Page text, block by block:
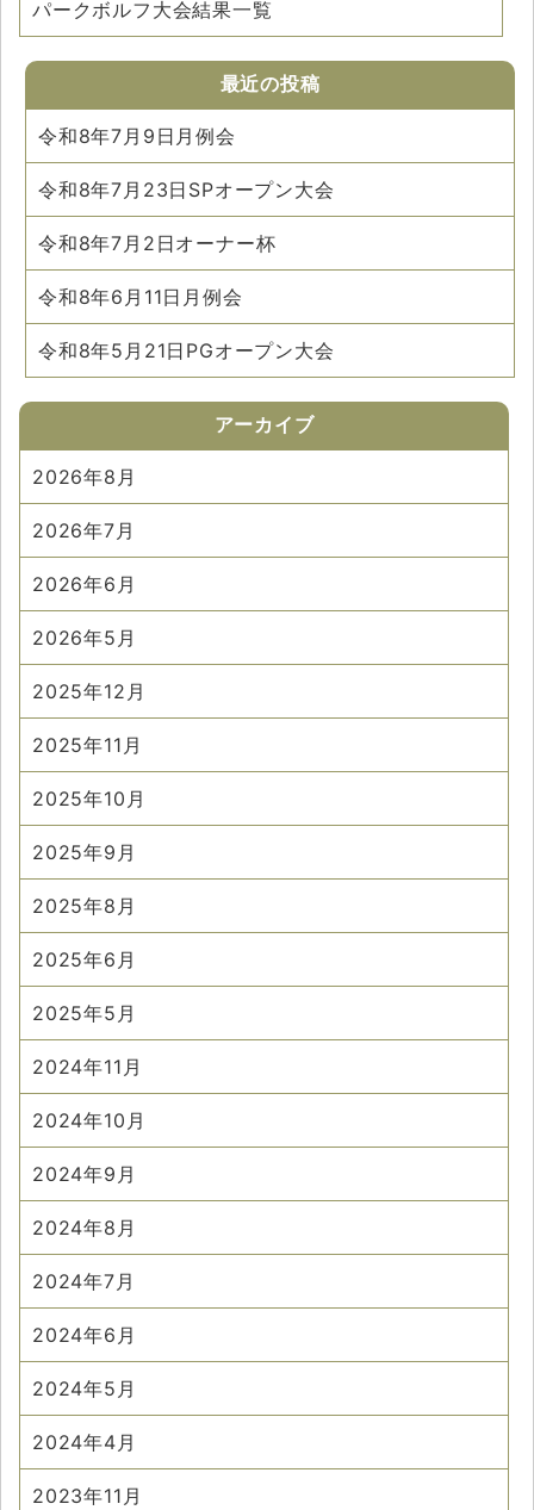
パークボルフ大会結果一覧
最近の投稿
令和8年7月9日月例会
令和8年7月23日SPオープン大会
令和8年7月2日オーナー杯
令和8年6月11日月例会
令和8年5月21日PGオープン大会
アーカイブ
2026年8月
2026年7月
2026年6月
2026年5月
2025年12月
2025年11月
2025年10月
2025年9月
2025年8月
2025年6月
2025年5月
2024年11月
2024年10月
2024年9月
2024年8月
2024年7月
2024年6月
2024年5月
2024年4月
2023年11月